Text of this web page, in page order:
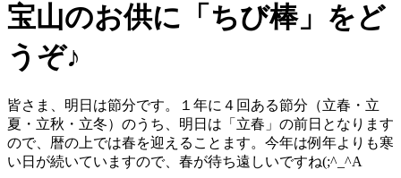
宝山のお供に「ちび棒」をど
うぞ♪
皆さま、明日は節分です。１年に４回ある節分（立春・立
夏・立秋・立冬）のうち、明日は「立春」の前日となります
ので、暦の上では春を迎えることます。今年は例年よりも寒
い日が続いていますので、春が待ち遠しいですね(;^_^A